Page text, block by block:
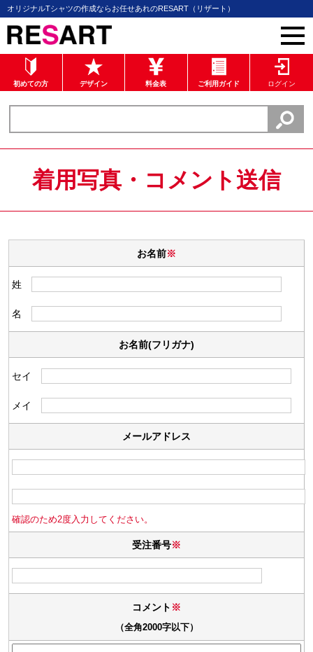
オリジナルTシャツの作成ならお任せあれのRESART（リザート）
初めての方 デザイン 料金表 ご利用ガイド ログイン
着用写真・コメント送信
お名前※
姓
名
お名前(フリガナ)
セイ
メイ
メールアドレス
確認のため2度入力してください。
受注番号※
コメント ※
（全角2000字以下）